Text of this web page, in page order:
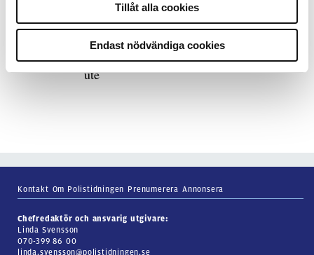
Tillåt alla cookies
Endast nödvändiga cookies
15 juni 2026
Mats Johansson:Poliser behövs inte bara
ute
Kontakt Om Polistidningen Prenumerera Annonsera
Chefredaktör och ansvarig utgivare:
Linda Svensson
070-399 86 00
linda.svensson@polistidningen.se